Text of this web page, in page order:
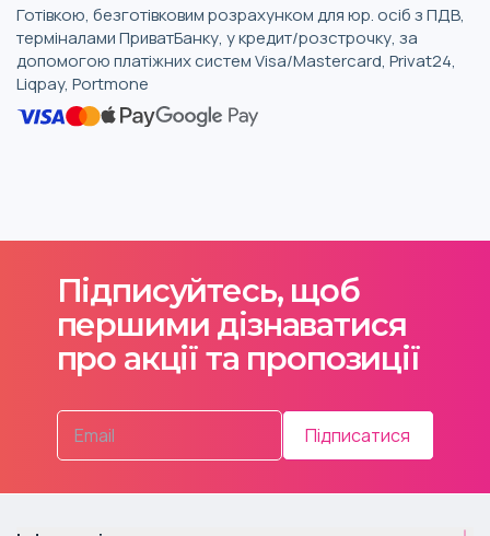
Готівкою, безготівковим розрахунком для юр. осіб з ПДВ,
терміналами ПриватБанку, у кредит/розстрочку, за
допомогою платіжних систем Visa/Mastercard, Privat24,
Liqpay, Portmone
Підписуйтесь, щоб
першими дізнаватися
про акції та пропозиції
Підписатися